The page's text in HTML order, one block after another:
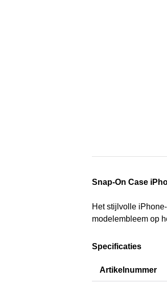
Snap-On Case
Het stijlvolle
modelembleem op
Specificaties
Artikelnummer